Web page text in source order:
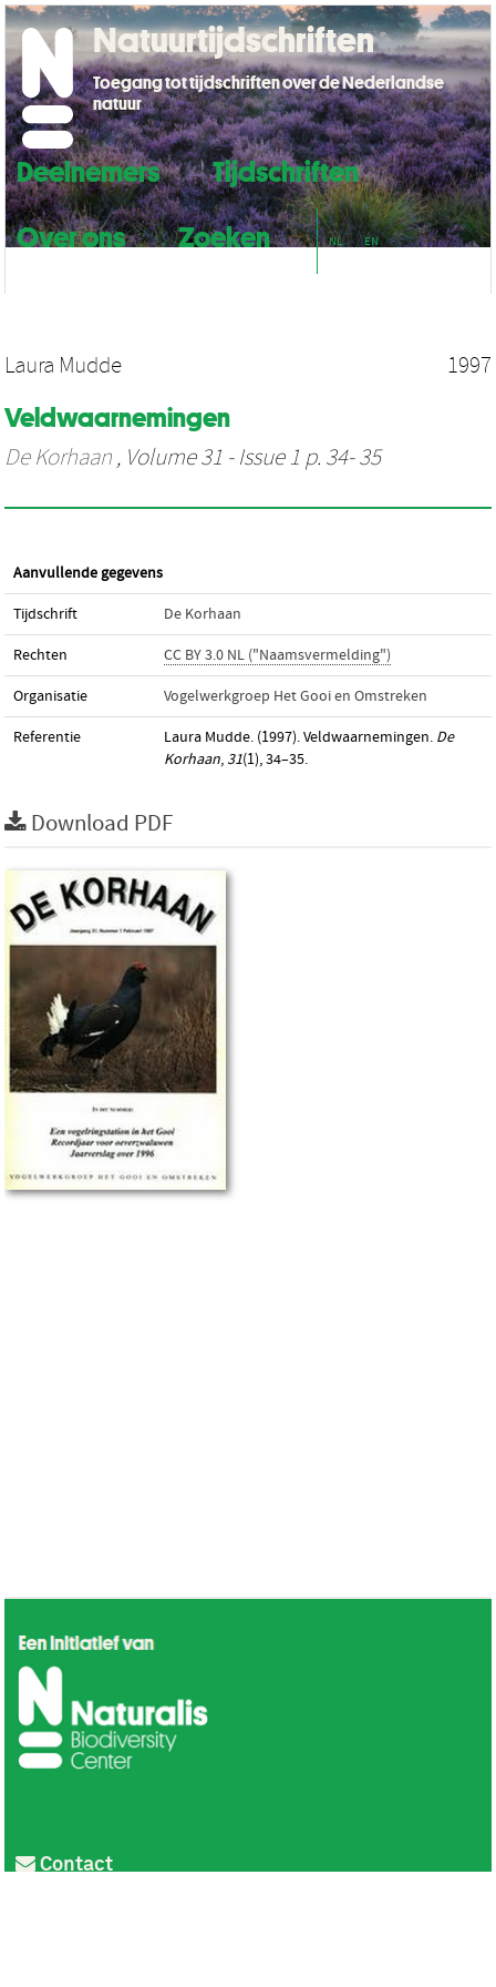
Deelnemers
Tijdschriften
Over ons
Zoeken NL EN
Natuurtijdschriften
Toegang tot tijdschriften over de Nederlandse
natuur
Laura Mudde 1997
Veldwaarnemingen
De Korhaan , Volume 31 - Issue 1 p. 34- 35
Aanvullende gegevens
Tijdschrift De Korhaan
Rechten CC BY 3.0 NL ("Naamsvermelding")
Organisatie Vogelwerkgroep Het Gooi en Omstreken
Referentie Laura Mudde. (1997). Veldwaarnemingen. De
Korhaan, 31(1), 34–35.
Download PDF
Contact